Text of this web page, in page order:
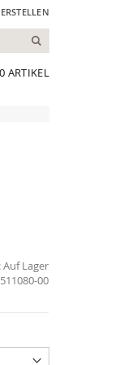
0 ARTIKEL
Suchen
Auf Lager
00